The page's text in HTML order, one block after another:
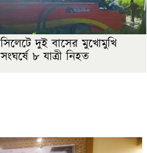
সিলেটে দুই বাসের মুখোমুখি
সংঘর্ষে ৮ যাত্রী নিহত